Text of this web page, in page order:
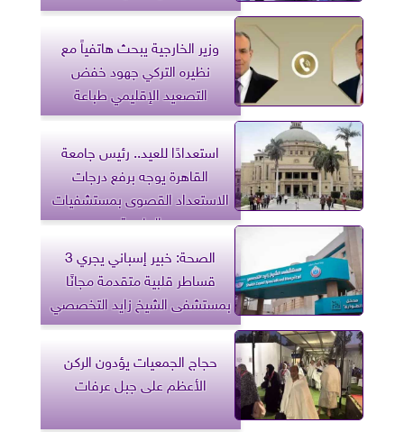
وزير الخارجية يبحث هاتفياً مع
نظيره التركي جهود خفض
التصعيد الإقليمي طباعة
استعدادًا للعيد.. رئيس جامعة
القاهرة يوجه برفع درجات
الاستعداد القصوى بمستشفيات
الجامعة
الصحة: خبير إسباني يجري 3
قساطر قلبية متقدمة مجانًا
بمستشفى الشيخ زايد التخصصي
حجاج الجمعيات يؤدون الركن
الأعظم على جبل عرفات